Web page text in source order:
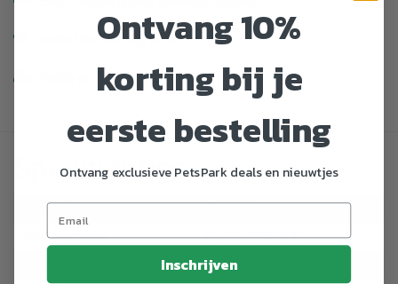
Gratis Verzending vanaf € 39,-
Veilig en gemakkelijk betalen
Specificaties
Artikelnummer
796947
EAN nummer
8713218601069
Hengelsport
Ontvang 10%
korting bij je
eerste bestelling
Ontvang exclusieve PetsPark deals en nieuwtjes
Inschrijven